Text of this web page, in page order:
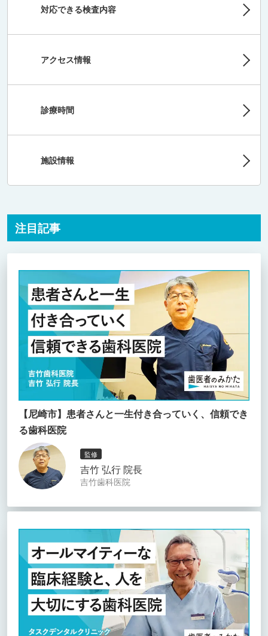
対応できる検査内容
アクセス情報
診療時間
施設情報
注目記事
【尼崎市】患者さんと一生付き合っていく、信頼でき
る歯科医院
監修
吉竹 弘行 院長
吉竹歯科医院